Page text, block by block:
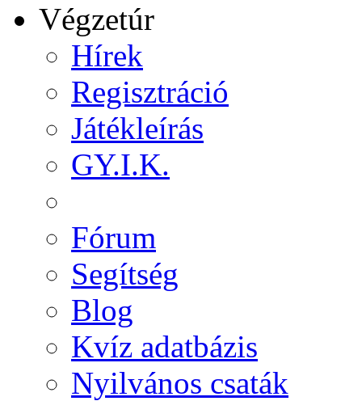
Végzetúr
Hírek
Regisztráció
Játékleírás
GY.I.K.
Fórum
Segítség
Blog
Kvíz adatbázis
Nyilvános csaták